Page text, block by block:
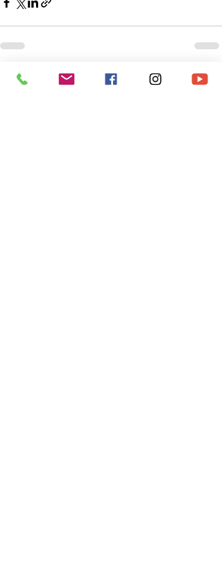
Post recenti Mostra tutti